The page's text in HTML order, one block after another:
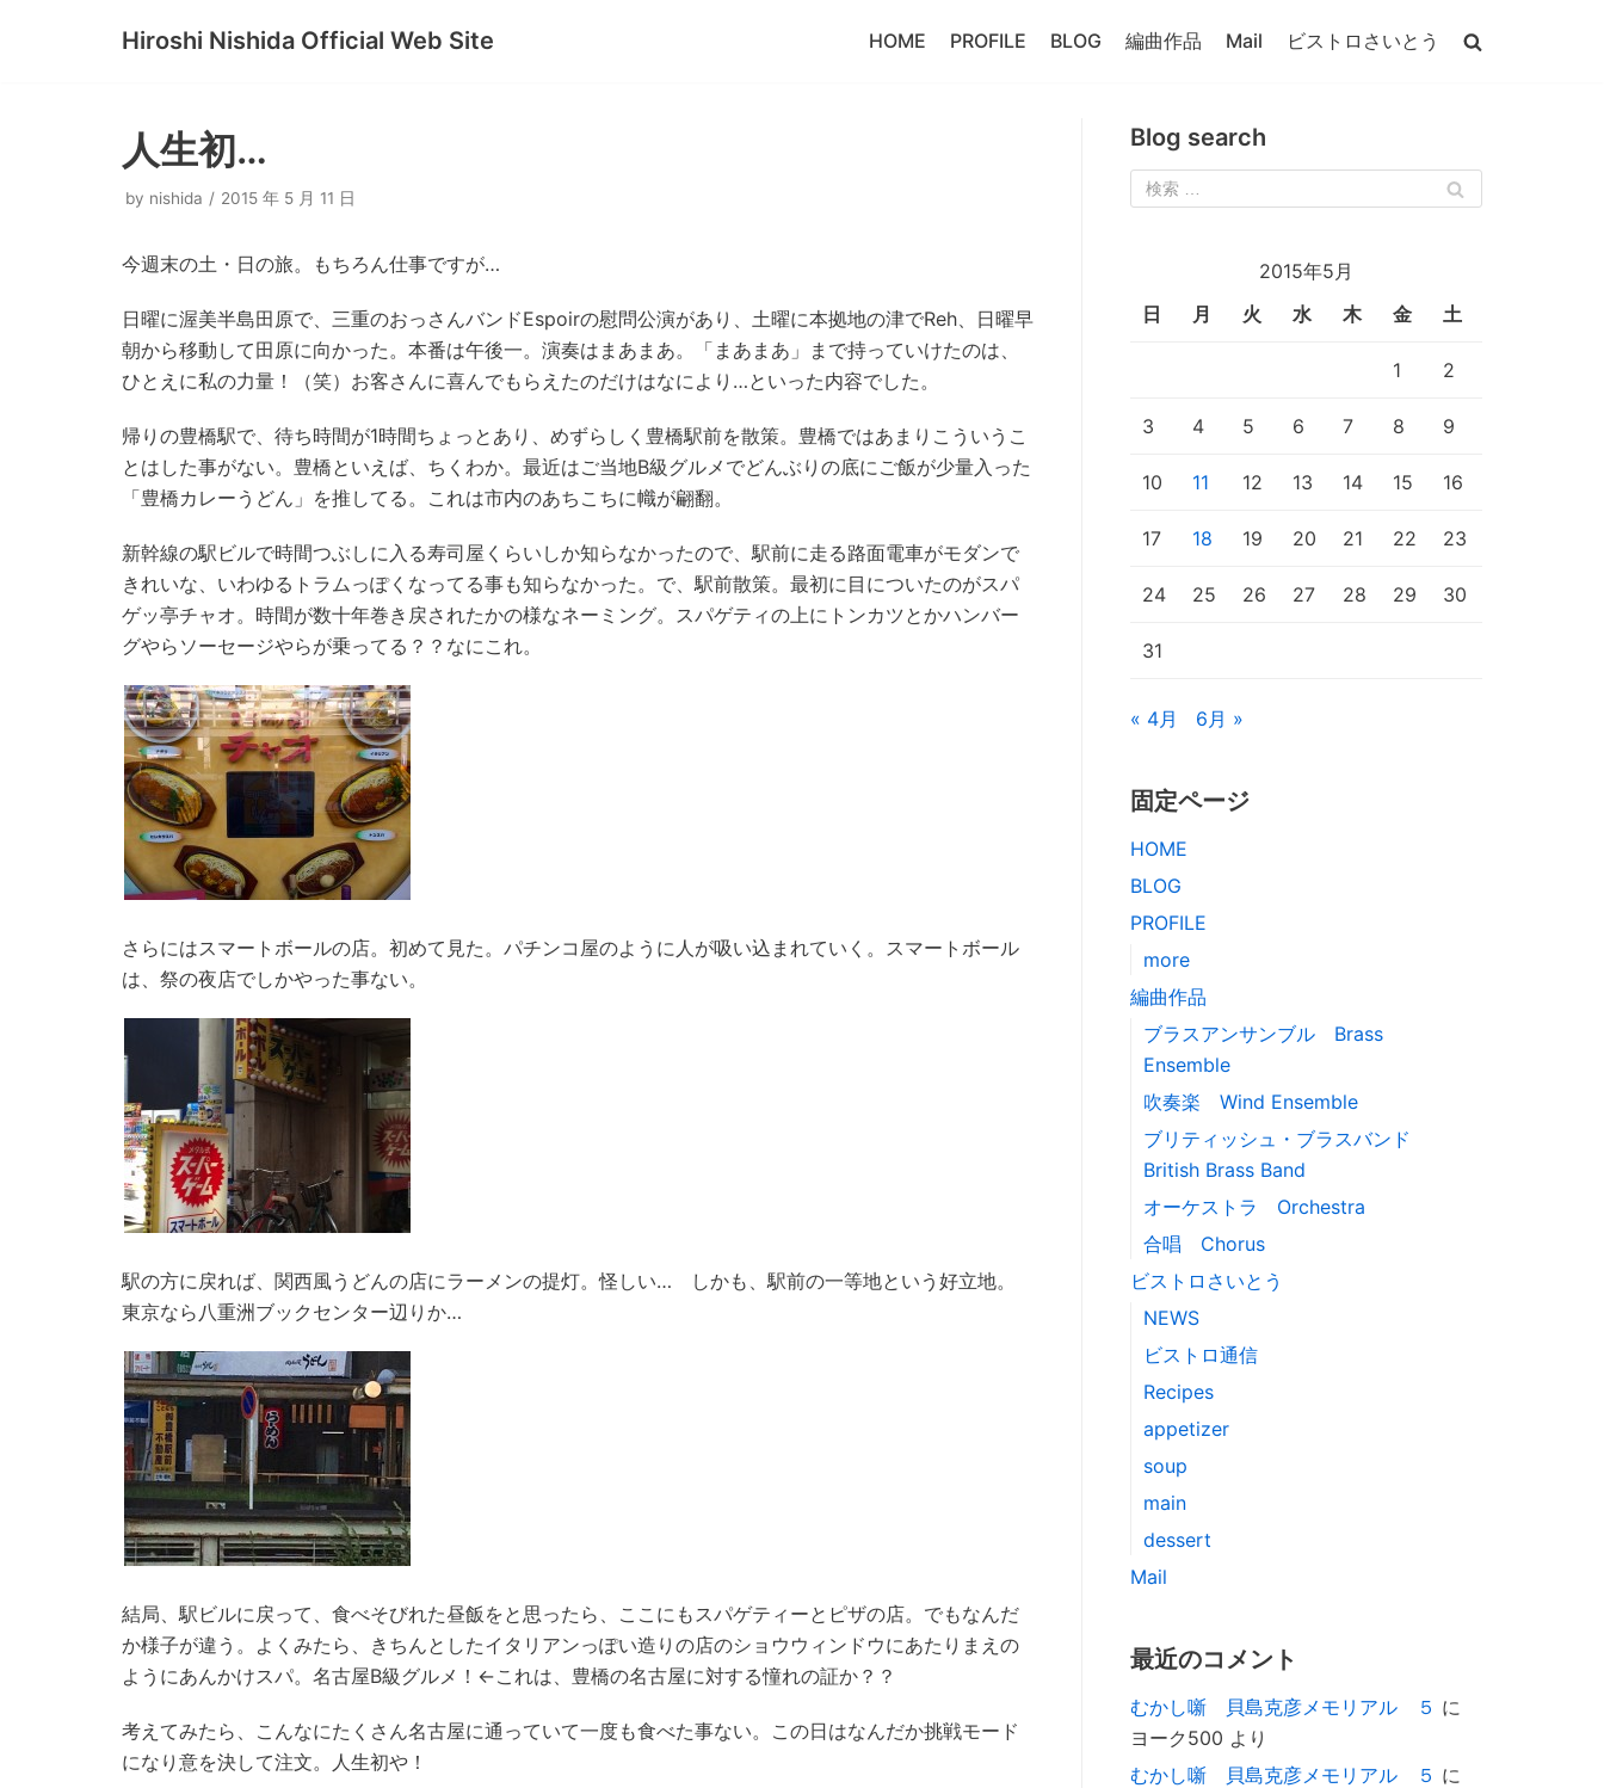
Hiroshi Nishida Official Web Site HOME PROFILE BLOG 編曲作品 Mail ビストロさいとう
人生初…
by nishida 2015 年 5 月 11 日
今週末の土・日の旅。もちろん仕事ですが…
日曜に渥美半島田原で、三重のおっさんバンドEspoirの慰問公演があり、土曜に本拠地の津でReh、日曜早
朝から移動して田原に向かった。本番は午後一。演奏はまあまあ。「まあまあ」まで持っていけたのは、
ひとえに私の力量！（笑）お客さんに喜んでもらえたのだけはなにより…といった内容でした。
帰りの豊橋駅で、待ち時間が1時間ちょっとあり、めずらしく豊橋駅前を散策。豊橋ではあまりこういうこ
とはした事がない。豊橋といえば、ちくわか。最近はご当地B級グルメでどんぶりの底にご飯が少量入った
「豊橋カレーうどん」を推してる。これは市内のあちこちに幟が翩翻。
新幹線の駅ビルで時間つぶしに入る寿司屋くらいしか知らなかったので、駅前に走る路面電車がモダンで
きれいな、いわゆるトラムっぽくなってる事も知らなかった。で、駅前散策。最初に目についたのがスパ
ゲッ亭チャオ。時間が数十年巻き戻されたかの様なネーミング。スパゲティの上にトンカツとかハンバー
グやらソーセージやらが乗ってる？？なにこれ。
さらにはスマートボールの店。初めて見た。パチンコ屋のように人が吸い込まれていく。スマートボール
は、祭の夜店でしかやった事ない。
駅の方に戻れば、関西風うどんの店にラーメンの提灯。怪しい… しかも、駅前の一等地という好立地。
東京なら八重洲ブックセンター辺りか…
結局、駅ビルに戻って、食べそびれた昼飯をと思ったら、ここにもスパゲティーとピザの店。でもなんだ
か様子が違う。よくみたら、きちんとしたイタリアンっぽい造りの店のショウウィンドウにあたりまえの
ようにあんかけスパ。名古屋B級グルメ！←これは、豊橋の名古屋に対する憧れの証か？？
考えてみたら、こんなにたくさん名古屋に通っていて一度も食べた事ない。この日はなんだか挑戦モード
になり意を決して注文。人生初や！
Blog search
2015年5月
日
月 火 水 木 金 土
1 2
3 4 5 6 7 8 9
10 11 12 13 14 15 16
17 18 19 20 21 22 23
24 25 26 27 28 29 30
31
« 4月 6月 »
固定ページ
HOME
BLOG
PROFILE
more
編曲作品
ブラスアンサンブル Brass
Ensemble
吹奏楽 Wind Ensemble
ブリティッシュ・ブラスバンド
British Brass Band
オーケストラ Orchestra
合唱 Chorus
ビストロさいとう
NEWS
ビストロ通信
Recipes
appetizer
soup
main
dessert
Mail
最近のコメント
むかし噺 貝島克彦メモリアル ５ に
ヨーク500 より
むかし噺 貝島克彦メモリアル ５ に